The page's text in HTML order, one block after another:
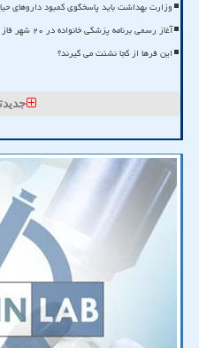
وزارت بهداشت باید پاسخگوی کمبود داروهای
آغاز رسمی برنامه پزشکی خانواده در ۲۰ شهر فاز دوم
این فرها از کجا نشئت می گیرند؟